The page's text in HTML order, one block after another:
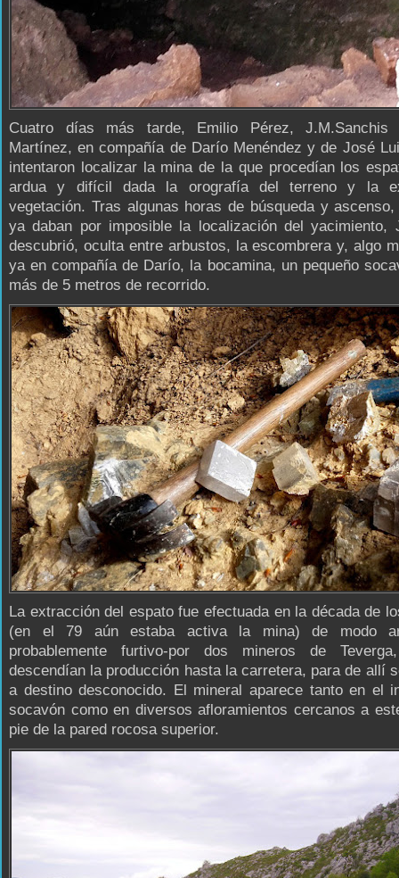
Cuatro días más tarde, Emilio Pérez,
Martínez, en compañía de Darío Menéndez y de José
intentaron localizar la mina de la que procedían los
ardua y difícil dada la orografía del terreno y la
vegetación. Tras algunas horas de búsqueda y
ya daban por imposible la localización del yacimiento,
descubrió, oculta entre arbustos, la escombrera y, algo
ya en compañía de Darío, la bocamina, un pequeño
más de 5 metros de recorrido.
La extracción del espato fue efectuada en la década de
(en el 79 aún estaba activa la mina) de modo
probablemente furtivo-por dos mineros de
descendían la producción hasta la carretera, para de allí
a destino desconocido. El mineral aparece tanto en el
socavón como en diversos afloramientos cercanos a
pie de la pared rocosa superior.